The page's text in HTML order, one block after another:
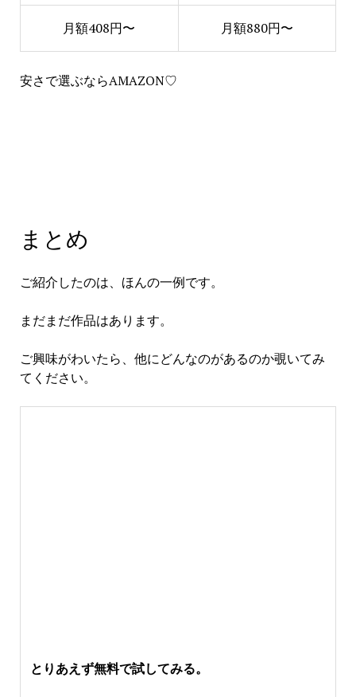
月額408円〜 月額880円〜
安さで選ぶならAMAZON♡
まとめ
ご紹介したのは、ほんの一例です。
まだまだ作品はあります。
ご興味がわいたら、他にどんなのがあるのか覗いてみ
てください。
とりあえず無料で試してみる。